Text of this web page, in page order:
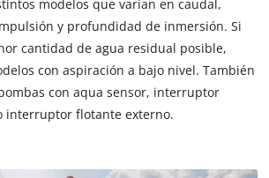
modelos que varían en caudal,
y profundidad de inmersión. Si
cantidad de agua residual posible,
con aspiración a bajo nivel. También
con aqua sensor, interruptor
interruptor flotante externo.